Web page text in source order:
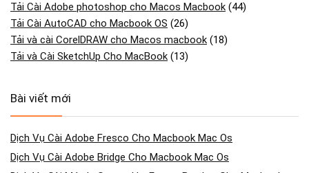
Tải Cài Adobe photoshop cho Macos Macbook (44)
Tải Cài AutoCAD cho Macbook OS (26)
Tải và cài CorelDRAW cho Macos macbook (18)
Tải và Cài SketchUp Cho MacBook (13)
Bài viết mới
Dịch Vụ Cài Adobe Fresco Cho Macbook Mac Os
Dịch Vụ Cài Adobe Bridge Cho Macbook Mac Os